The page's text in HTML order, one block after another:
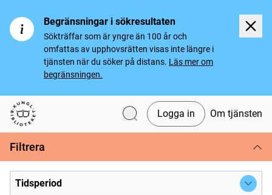
Begränsningar i sökresultaten
Sökträffar som är yngre än 100 år och
omfattas av upphovsrätten visas inte längre i
tjänsten när du söker på distans. Läs mer om
begränsningen.
Svenska tidningar
Logga in Om tjänsten
Filtrera
Tidsperiod